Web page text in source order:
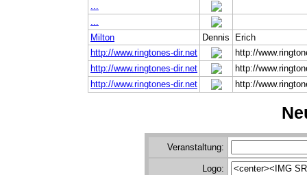
...
...
Milton
Dennis
Erich
http://www.ringtones-dir.net
http://
http://www.ringtones-dir.net
http://
http://www.ringtones-dir.net
http://
Veranstaltung:
Logo: